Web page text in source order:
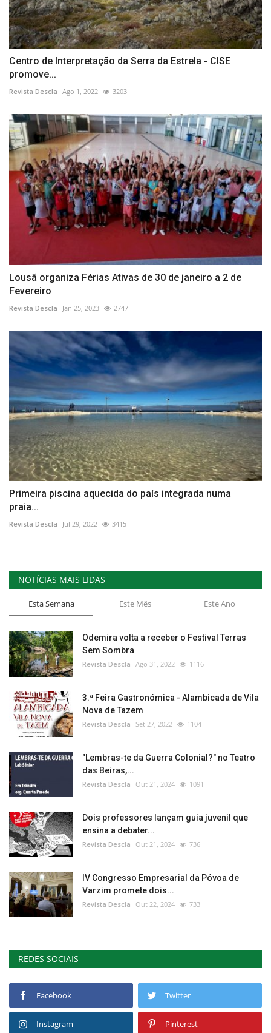
Centro de Interpretação da Serra da Estrela - CISE
promove...
Revista Descla Ago 1, 2022 3203
Lousã organiza Férias Ativas de 30 de janeiro a 2 de
Fevereiro
Revista Descla Jan 25, 2023 2747
Primeira piscina aquecida do país integrada numa
praia...
Revista Descla Jul 29, 2022 3415
NOTÍCIAS MAIS LIDAS
Esta Semana Este Mês Este Ano
Odemira volta a receber o Festival Terras
Sem Sombra
Revista Descla Ago 31, 2022 1116
3.ª Feira Gastronómica - Alambicada de Vila
Nova de Tazem
Revista Descla Set 27, 2022 1104
"Lembras-te da Guerra Colonial?" no Teatro
das Beiras,...
Revista Descla Out 21, 2024 1091
Dois professores lançam guia juvenil que
ensina a debater...
Revista Descla Out 21, 2024 736
IV Congresso Empresarial da Póvoa de
Varzim promete dois...
Revista Descla Out 22, 2024 733
REDES SOCIAIS
Facebook Twitter
Instagram Pinterest